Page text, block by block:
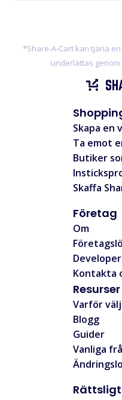
*Share-A-Cart kan tjäna
underlättas
Skapa en
Ta emot
Butiker
Skaffa
Företag
Om
Kontakta
Resurser
Varför
Blogg
Guider
Vanliga
Rättsligt